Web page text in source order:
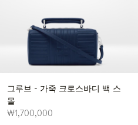
그루브 - 가죽 크로스바디 백 스
몰
₩1,700,000